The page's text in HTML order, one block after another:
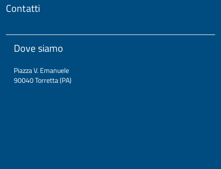
Contatti
Dove siamo
Piazza V. Emanuele
90040 Torretta (PA)